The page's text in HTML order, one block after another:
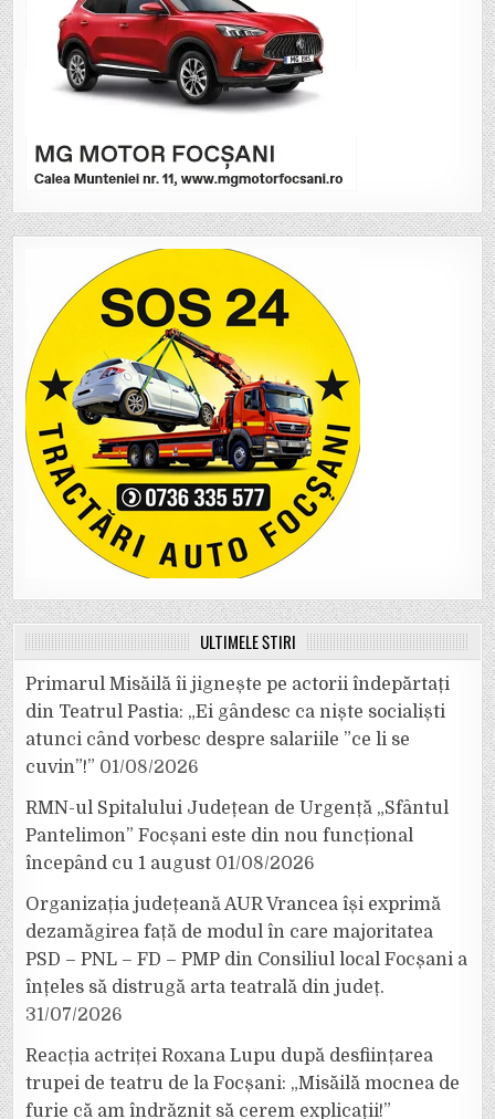
ULTIMELE ȘTIRI
Primarul Misăilă îi jignește pe actorii îndepărtați
din Teatrul Pastia: „Ei gândesc ca niște socialiști
atunci când vorbesc despre salariile ”ce li se
cuvin”!” 01/08/2026
RMN-ul Spitalului Județean de Urgență „Sfântul
Pantelimon” Focșani este din nou funcțional
începând cu 1 august 01/08/2026
Organizația județeană AUR Vrancea își exprimă
dezamăgirea față de modul în care majoritatea
PSD – PNL – FD – PMP din Consiliul local Focșani a
înțeles să distrugă arta teatrală din județ.
31/07/2026
Reacția actriței Roxana Lupu după desființarea
trupei de teatru de la Focșani: „Misăilă mocnea de
furie că am îndrăznit să cerem explicații!”